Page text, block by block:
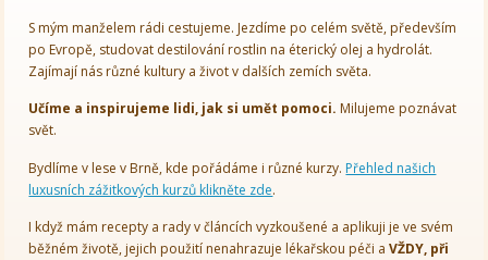
S mým manželem rádi cestujeme. Jezdíme po celém světě, především
po Evropě, studovat destilování rostlin na éterický olej a hydrolát.
Zajímají nás různé kultury a život v dalších zemích světa.
Učíme a inspirujeme lidi, jak si umět pomoci. Milujeme poznávat
svět.
Bydlíme v lese v Brně, kde pořádáme i různé kurzy. Přehled našich
luxusních zážitkových kurzů klikněte zde.
I když mám recepty a rady v článcích vyzkoušené a aplikuji je ve svém
běžném životě, jejich použití nenahrazuje lékařskou péči aVŽDY, při